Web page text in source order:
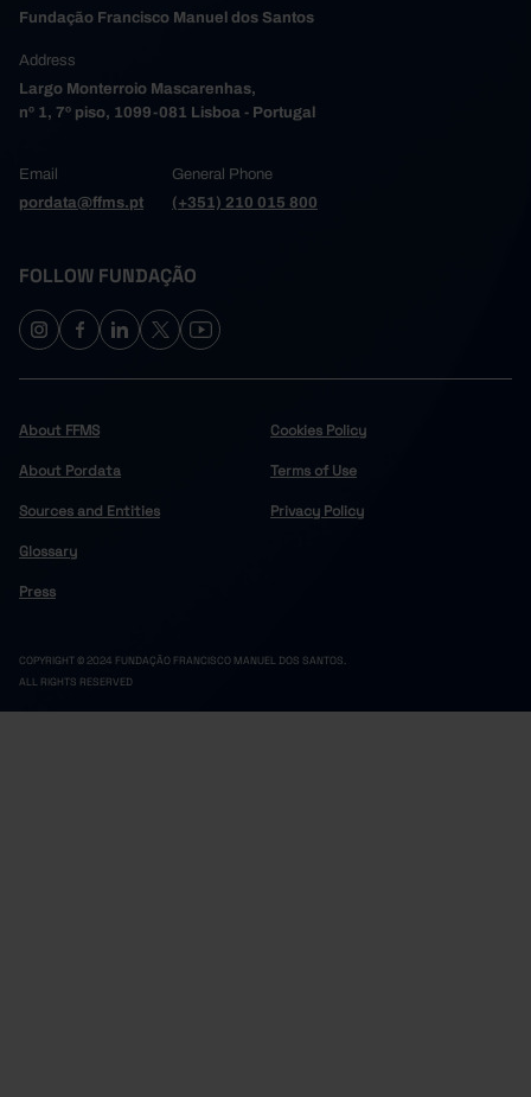
Fundação Francisco Manuel dos Santos
Address
Largo Monterroio Mascarenhas,
nº 1, 7º piso, 1099-081 Lisboa - Portugal
Email
pordata@ffms.pt
General Phone
(+351) 210 015 800
FOLLOW FUNDAÇÃO
About FFMS
About Pordata
Sources and Entities
Glossary
Press
Cookies Policy
Terms of Use
Privacy Policy
COPYRIGHT © 2024 FUNDAÇÃO FRANCISCO MANUEL DOS SANTOS.
ALL RIGHTS RESERVED